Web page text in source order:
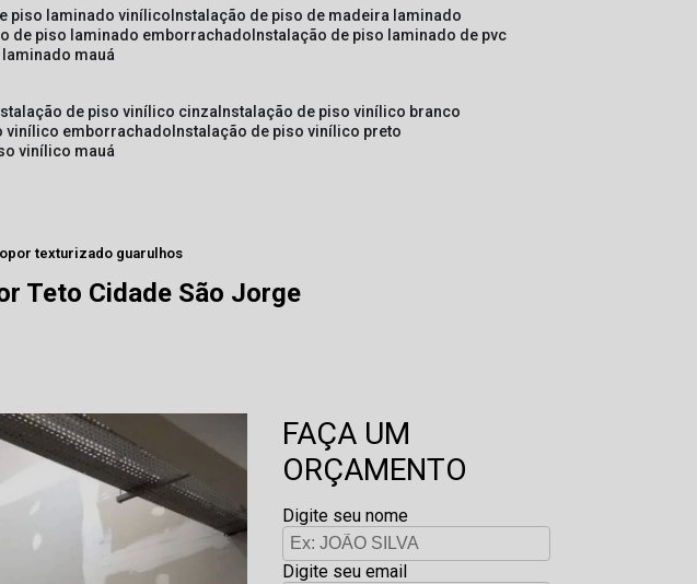
piso laminado vinílico instalação de piso de madeira laminado
de piso laminado emborrachado instalação de piso laminado de pvc
mauá
de piso vinílico cinza instalação de piso vinílico branco
vinílico emborrachado instalação de piso vinílico preto
vinílico mauá
texturizado guarulhos
Teto Cidade São Jorge
FAÇA UM
ORÇAMENTO
Digite seu nome
Digite seu email